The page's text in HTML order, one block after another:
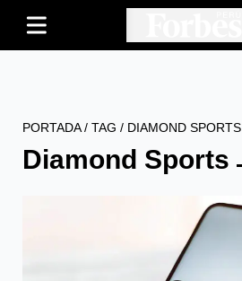
PORTADA/ TAG / DIAMOND SPORTS
Diamond Sports